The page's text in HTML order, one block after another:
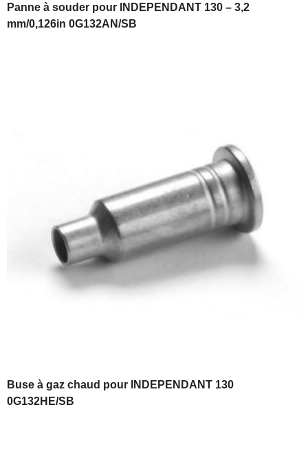
Panne à souder pour INDEPENDANT 130 – 3,2
mm/0,126in 0G132AN/SB
Buse à gaz chaud pour INDEPENDANT 130
0G132HE/SB